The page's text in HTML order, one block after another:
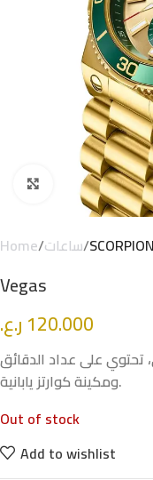
Click to enlarge
Home ساعات SCORPION
Vegas
120.000 ر.ع.
على عداد الدقائق
ومكينة كوارتز يابانية.
Out of stock
Add to wishlist